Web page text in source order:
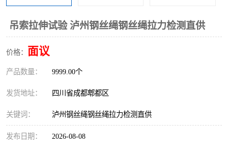
吊索拉伸试验 泸州钢丝绳钢丝绳拉力检测直供
价格： 面议
产品数量： 9999.00个
发货地址： 四川省成都郫都区
关键词： 泸州钢丝绳钢丝绳拉力检测直供
发布日期： 2026-08-08